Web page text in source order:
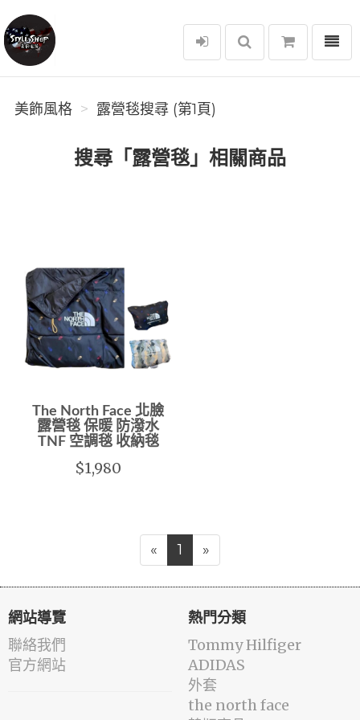
美飾風格
選單
美飾風格 露營毯搜尋 (第1頁)
搜尋「露營毯」相關商品
The North Face 北臉
露營毯 保暖 防潑水
TNF 空調毯 收納毯
$1,980
« 1 »
網站導覽
聯絡我們
官方網站
熱門分類
Tommy Hilfiger
ADIDAS
外套
the north face